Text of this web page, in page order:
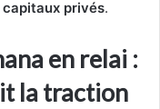
privés.
en relai :
la traction